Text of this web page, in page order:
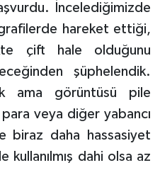
İncelediğimizde
hareket ettiği,
çift hale olduğunu
şüphelendik.
ama görüntüsü pile
veya diğer yabancı
biraz daha hassasiyet
kullanılmış dahi olsa az